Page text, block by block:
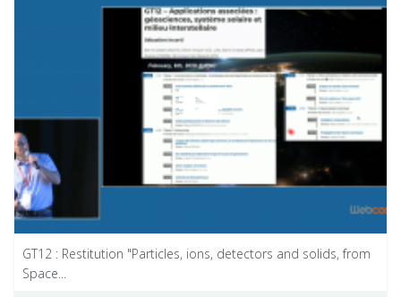
GT12 : Restitution "Particles, ions, detectors and solids, from
Space...